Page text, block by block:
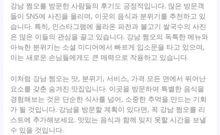
강남 쩜오를 방문한 사람들의 후기도 긍정적입니다. 많은 방문객
들이 SNS에 사진을 올리며, 이곳의 음식과 분위기를 추천하고 있
습니다. 특히, 인스타그램에 올라온 파전과 불고기 쌀국수의 사진
은 많은 이들의 관심을 끌고 있습니다. 강남 쩜오의 독특한 메뉴와
아늑한 분위기는 소셜 미디어에서 빠르게 입소문을 타고 있으며,
이는 새로운 손님들에게도 큰 매력으로 작용하고 있습니다.
이처럼 강남 쩜오는 맛, 분위기, 서비스, 가격 모든 면에서 뛰어난
요소를 갖춘 숨겨진 맛집입니다. 이곳을 방문하여 특별한 음식을
경험해보는 것은 단순한 식사를 넘어, 소중한 추억을 만드는 기회
가 될 것입니다. 강남을 방문할 계획이 있다면, 꼭 강남 쩜오를 리
스트에 추가해보세요. 맛있는 음식과 함께 잊지 못할 시간을 보낼
수 있을 것입니다.